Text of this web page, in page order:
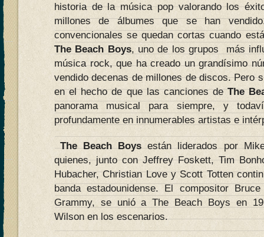
historia de la música pop valorando los
millones de álbumes que se han
convencionales se quedan cortas cuando
The Beach Boys, uno de los grupos más
música rock, que ha creado un grandísimo
vendido decenas de millones de discos. Pero
en el hecho de que las canciones deThe
panorama musical para siempre, y
profundamente en innumerables artistas e
The Beach Boysestán liderados por
quienes, junto con Jeffrey Foskett, Tim
Hubacher, Christian Love y Scott Totten
banda estadounidense. El compositor
Grammy, se unió a The Beach Boys en
Wilson en los escenarios.